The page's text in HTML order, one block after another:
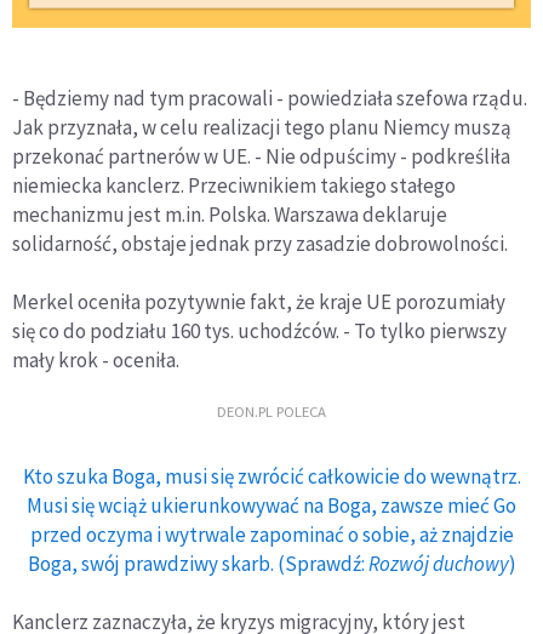
- Będziemy nad tym pracowali - powiedziała szefowa rządu.
Jak przyznała, w celu realizacji tego planu Niemcy muszą
przekonać partnerów w UE. - Nie odpuścimy - podkreśliła
niemiecka kanclerz. Przeciwnikiem takiego stałego
mechanizmu jest m.in. Polska. Warszawa deklaruje
solidarność, obstaje jednak przy zasadzie dobrowolności.
Merkel oceniła pozytywnie fakt, że kraje UE porozumiały
się co do podziału 160 tys. uchodźców. - To tylko pierwszy
mały krok - oceniła.
DEON.PL POLECA
Kto szuka Boga, musi się zwrócić całkowicie do wewnątrz.
Musi się wciąż ukierunkowywać na Boga, zawsze mieć Go
przed oczyma i wytrwale zapominać o sobie, aż znajdzie
Boga, swój prawdziwy skarb. (Sprawdź:Rozwój duchowy)
Kanclerz zaznaczyła, że kryzys migracyjny, który jest